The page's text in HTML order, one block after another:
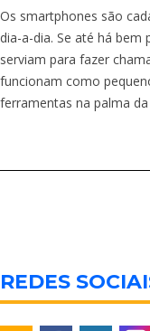
Os smartphones são
dia-a-dia. Se até há
serviam para fazer
funcionam como
ferramentas na palma
REDES